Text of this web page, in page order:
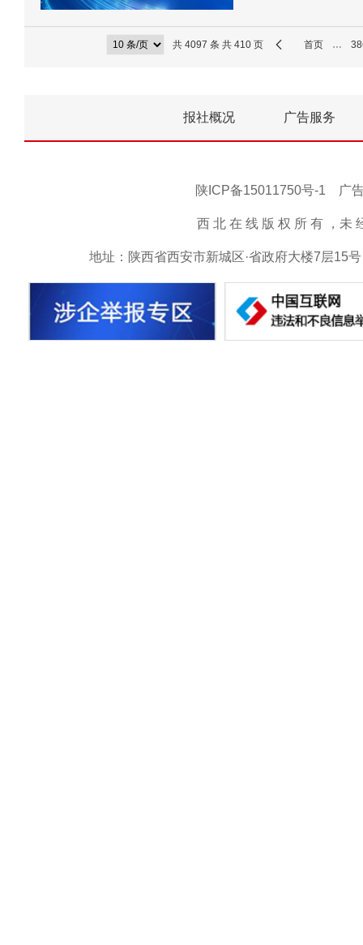
共 4097 条 共 410 页 首页 …
报社概况 广告服务
陕ICP备15011750号-1 广
西 北 在 线 版 权 所 有 ，未
地址：陕西省西安市新城区·省政府大楼7层